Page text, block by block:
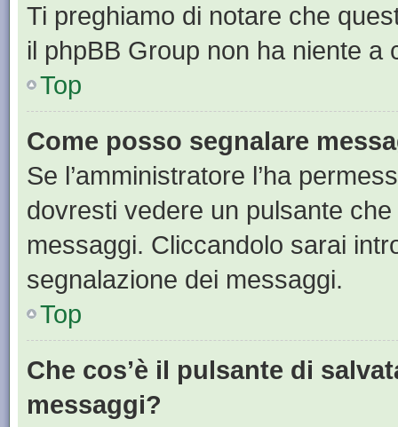
Ti preghiamo di notare che
il phpBB Group non ha niente a
Top
Come posso segnalare
Se l’amministratore l’ha
dovresti vedere un pulsante
messaggi. Cliccandolo sarai
segnalazione dei messaggi.
Top
Che cos’è il pulsante di
messaggi?